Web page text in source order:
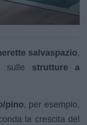
salvaspazio,
sulle strutture a
pino, per esempio,
la crescita del